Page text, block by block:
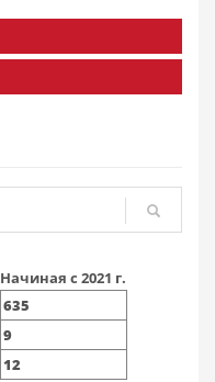
Начиная с 2021 г.
635
9
12